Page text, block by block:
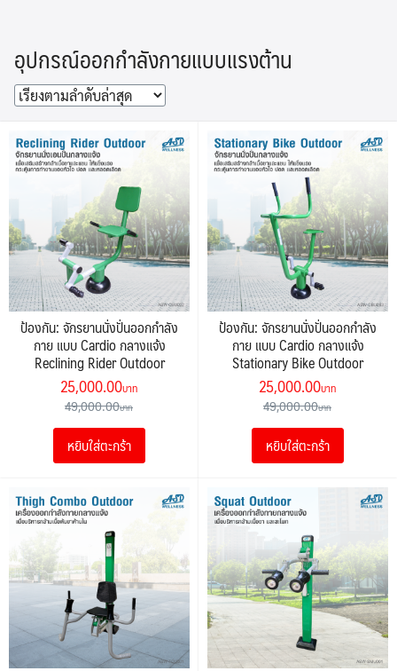
content
อุปกรณ์ออกกำลังกายแบบแรงต้าน
ป้องกัน: จักรยานนั่งปั่นออกกำลัง
กาย แบบ Cardio กลางแจ้ง
Reclining Rider Outdoor
49,000.00
Original
price
was:
49,000.00฿.
25,000.00
is:
หยิบใส่ตะกร้า
ป้องกัน: จักรยานนั่งปั่นออกกำลัง
กาย แบบ Cardio กลางแจ้ง
Stationary Bike Outdoor
49,000.00
Original
price
was:
49,000.00฿.
25,000.00
is:
หยิบใส่ตะกร้า